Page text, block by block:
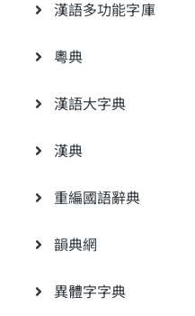
漢語多功能字庫
粵典
漢語大字典
漢典
重編國語辭典
韻典網
異體字字典